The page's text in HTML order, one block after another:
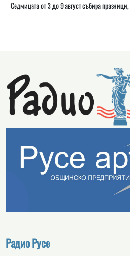
Седмицата от 3 до 9 август събира
Радио Русе